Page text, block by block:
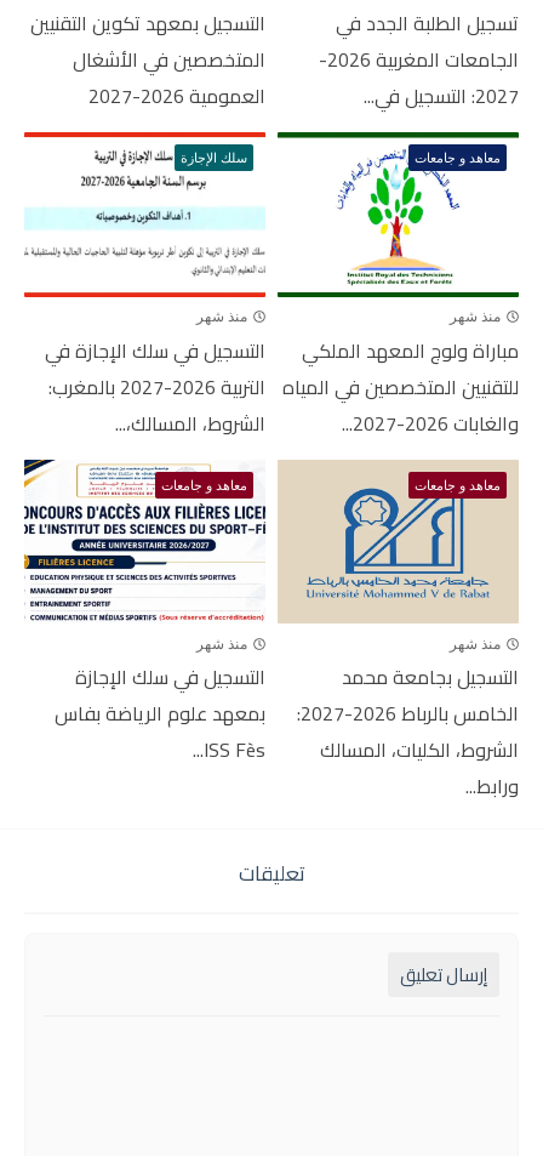
تسجيل الطلبة الجدد في
الجامعات المغربية 2026-
2027: التسجيل في...
التسجيل بمعهد تكوين التقنيين
المتخصصين في الأشغال
العمومية 2026-2027
معاهد و جامعات
منذ شهر
مباراة ولوج المعهد الملكي
للتقنيين المتخصصين في المياه
والغابات 2026-2027...
سلك الإجازة
منذ شهر
التسجيل في سلك الإجازة في
التربية 2026-2027 بالمغرب:
الشروط، المسالك،...
معاهد و جامعات
منذ شهر
التسجيل بجامعة محمد
الخامس بالرباط 2026-2027:
الشروط، الكليات، المسالك
ورابط...
معاهد و جامعات
منذ شهر
التسجيل في سلك الإجازة
بمعهد علوم الرياضة بفاس
ISS Fès...
تعليقات
إرسال تعليق